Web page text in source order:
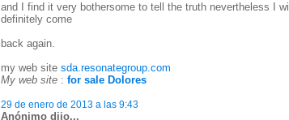
and I find it very bothersome to tell the truth nevertheless I will
definitely come
back again.
my web site sda.resonategroup.com
My web site : for sale Dolores
29 de enero de 2013 a las 9:43
Anónimo dijo...